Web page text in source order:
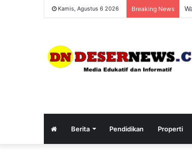
Kamis, Agustus 6 2026 Breaking News
Berita Pendidikan Properti